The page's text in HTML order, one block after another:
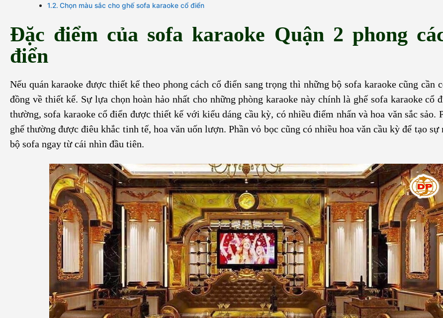
Chọn màu sắc cho ghế sofa karaoke cổ điển
Đặc điểm của sofa karaoke Quận 2 phong
điển
Nếu quán karaoke được thiết kế theo phong cách cổ điển sang trọng thì những bộ sofa karaoke cũng cần
đồng về thiết kế. Sự lựa chọn hoàn hảo nhất cho những phòng karaoke này chính là ghế sofa karaoke cổ
thường, sofa karaoke cổ điển được thiết kế với kiểu dáng cầu kỳ, có nhiều điểm nhấn và hoa văn sắc sảo.
ghế thường được điêu khắc tinh tế, hoa văn uốn lượn. Phần vỏ bọc cũng có nhiều hoa văn cầu kỳ để tạo sự
bộ sofa ngay từ cái nhìn đầu tiên.